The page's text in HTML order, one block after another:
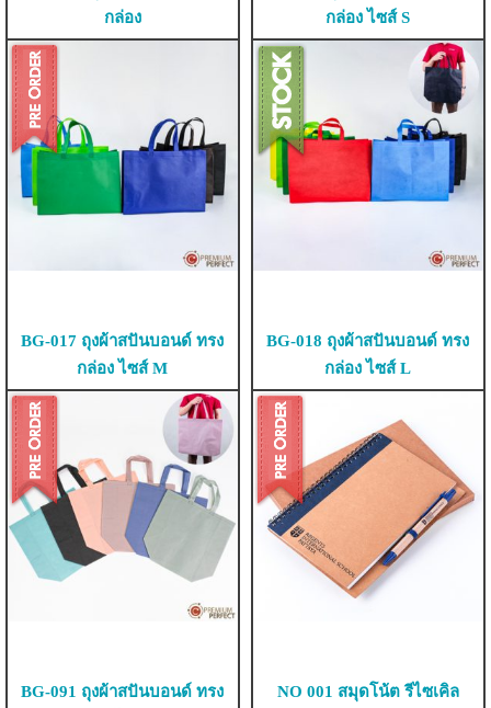
กล่อง
กล่อง ไซส์ S
BG-017 ถุงผ้าสปันบอนด์ ทรง
กล่อง ไซส์ M
BG-018 ถุงผ้าสปันบอนด์ ทรง
กล่อง ไซส์ L
BG-091 ถุงผ้าสปันบอนด์ ทรง
NO 001 สมุดโน้ต รีไซเคิล